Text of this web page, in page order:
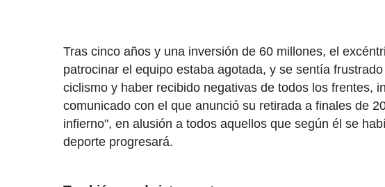
Tras cinco años y una inversión de 60 millones, el
patrocinar el equipo estaba agotada, y se sentía
ciclismo y haber recibido negativas de todos los frentes,
comunicado con el que anunció su retirada a finales de
infierno", en alusión a todos aquellos que según él se
deporte progresará.